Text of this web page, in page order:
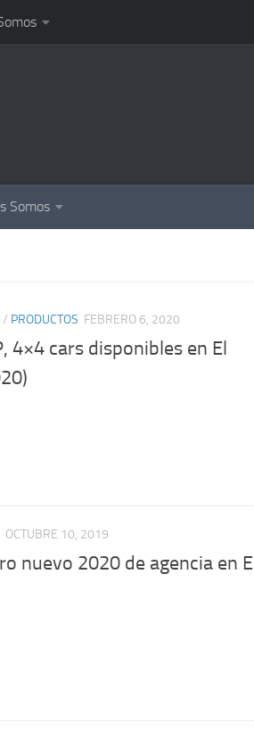
Somos
/ PRODUCTOS FEBRERO 6, 2020
4×4 cars disponibles en El
OCTUBRE 10, 2019
nuevo 2020 de agencia en El